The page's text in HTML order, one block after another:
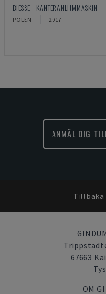
BIESSE - KANTERANLIJMMASKIN
POLEN 2017
ANMÄL DIG
67663
OM